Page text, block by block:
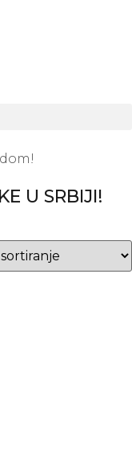
U SRBIJI!